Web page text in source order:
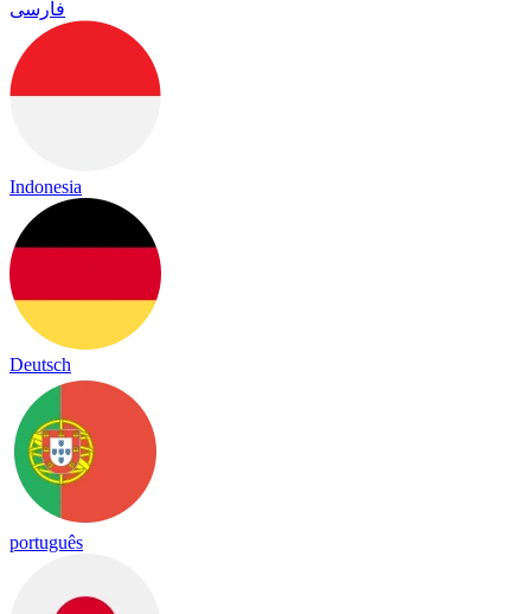
فارسی
Indonesia
Deutsch
português